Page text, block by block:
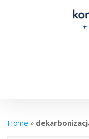
Home »